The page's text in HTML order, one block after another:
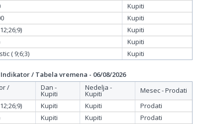
Kupiti
Kupiti
Kupiti
Kupiti
( 9;6;3)
Kupiti
Indikator / Tabela vremena - 06/08/2026
/
Dan -
Kupiti
Nedelja -
Kupiti
Mesec - Prodati
Kupiti Kupiti
Prodati
Kupiti Kupiti
Prodati